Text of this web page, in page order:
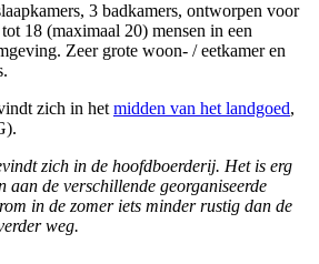
3 badkamers, ontworpen voor
18 (maximaal 20) mensen in een
Zeer grote woon- / eetkamer en
zich in het midden van het landgoed,
zich in de hoofdboerderij. Het is erg
aan de verschillende georganiseerde
in de zomer iets minder rustig dan de
weg.